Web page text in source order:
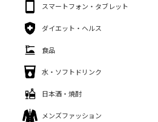
スマートフォン・タブレット
ダイエット・ヘルス
食品
水・ソフトドリンク
日本酒・焼酎
メンズファッション